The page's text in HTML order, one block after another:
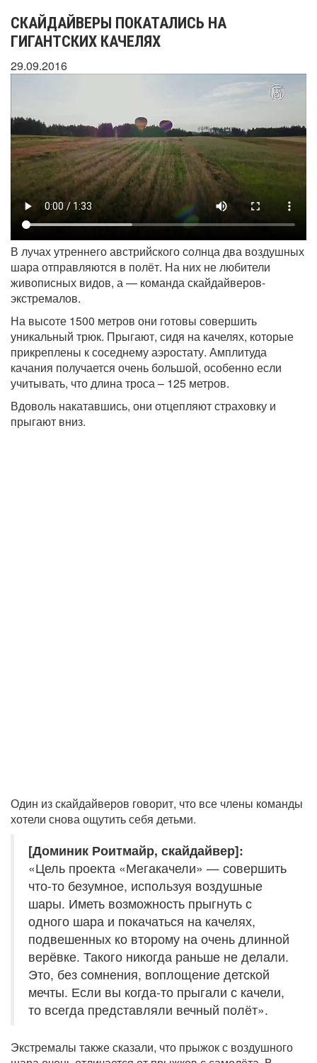
СКАЙДАЙВЕРЫ ПОКАТАЛИСЬ НА
ГИГАНТСКИХ КАЧЕЛЯХ
29.09.2016
В лучах утреннего австрийского солнца два воздушных
шара отправляются в полёт. На них не любители
живописных видов, а — команда скайдайверов-
экстремалов.
На высоте 1500 метров они готовы совершить
уникальный трюк. Прыгают, сидя на качелях, которые
прикреплены к соседнему аэростату. Амплитуда
качания получается очень большой, особенно если
учитывать, что длина троса – 125 метров.
Вдоволь накатавшись, они отцепляют страховку и
прыгают вниз.
Один из скайдайверов говорит, что все члены команды
хотели снова ощутить себя детьми.
[Доминик Роитмайр, скайдайвер]:
«Цель проекта «Мегакачели» — совершить
что-то безумное, используя воздушные
шары. Иметь возможность прыгнуть с
одного шара и покачаться на качелях,
подвешенных ко второму на очень длинной
верёвке. Такого никогда раньше не делали.
Это, без сомнения, воплощение детской
мечты. Если вы когда-то прыгали с качели,
то всегда представляли вечный полёт».
Экстремалы также сказали, что прыжок с воздушного